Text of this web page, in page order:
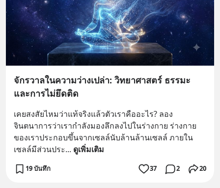
จักรวาลในความว่างเปล่า: วิทยาศาสตร์ ธรรมะ
และการไม่ยึดติด
เคยสงสัยไหมว่าแท้จริงแล้วตัวเราคืออะไร? ลอง
จินตนาการว่าเรากำลังมองลึกลงไปในร่างกาย ร่างกาย
ของเราประกอบขึ้นจากเซลล์นับล้านล้านเซลล์ ภายใน
เซลล์มีส่วนประ... ดูเพิ่มเติม
19 บันทึก 37 2 20